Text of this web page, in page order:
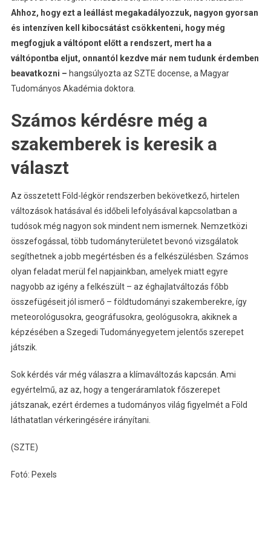
Ahhoz, hogy ezt a leállást megakadályozzuk, nagyon gyorsan
és intenzíven kell kibocsátást csökkenteni, hogy még
megfogjuk a váltópont előtt a rendszert, mert ha a
váltópontba eljut, onnantól kezdve már nem tudunk érdemben
beavatkozni – hangsúlyozta az SZTE docense, a Magyar
Tudományos Akadémia doktora.
Számos kérdésre még a
szakemberek is keresik a
választ
Az összetett Föld-légkör rendszerben bekövetkező, hirtelen
változások hatásával és időbeli lefolyásával kapcsolatban a
tudósok még nagyon sok mindent nem ismernek. Nemzetközi
összefogással, több tudományterületet bevonó vizsgálatok
segíthetnek a jobb megértésben és a felkészülésben. Számos
olyan feladat merül fel napjainkban, amelyek miatt egyre
nagyobb az igény a felkészült – az éghajlatváltozás főbb
összefügéseit jól ismerő – földtudományi szakemberekre, így
meteorológusokra, geográfusokra, geológusokra, akiknek a
képzésében a Szegedi Tudományegyetem jelentős szerepet
játszik.
Sok kérdés vár még válaszra a klímaváltozás kapcsán. Ami
egyértelmű, az az, hogy a tengeráramlatok főszerepet
játszanak, ezért érdemes a tudományos világ figyelmét a Föld
láthatatlan vérkeringésére irányítani.
(SZTE)
Fotó: Pexels